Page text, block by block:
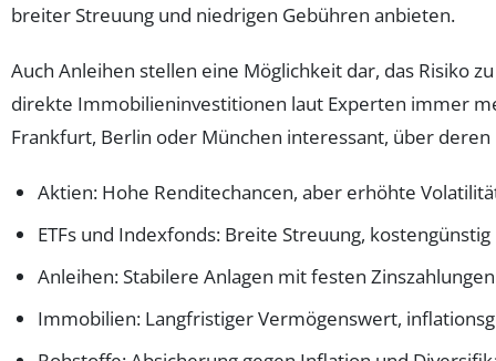
breiter Streuung und niedrigen Gebühren anbieten.
Auch Anleihen stellen eine Möglichkeit dar, das Risiko
direkte Immobilieninvestitionen laut Experten immer
Frankfurt, Berlin oder München interessant, über
Aktien: Hohe Renditechancen, aber erhöhte
ETFs und Indexfonds: Breite Streuung, kostengünstig
Anleihen: Stabilere Anlagen mit festen Zinszahlungen
Immobilien: Langfristiger Vermögenswert,